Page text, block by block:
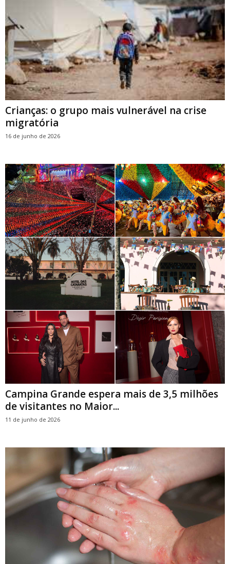
Crianças: o grupo mais vulnerável na crise
migratória
16 de junho de 2026
Campina Grande espera mais de 3,5 milhões
de visitantes no Maior...
11 de junho de 2026